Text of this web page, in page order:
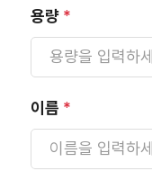
용량 *
이름 *